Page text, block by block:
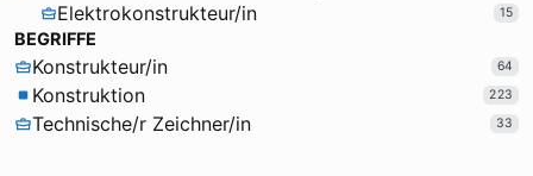
Elektrokonstrukteur/in 15
BEGRIFFE
Konstrukteur/in 64
Konstruktion 223
Technische/r Zeichner/in 33